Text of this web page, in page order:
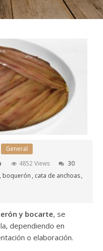
General
4852 Views
30
, boquerón , cata de anchoas,
y bocarte, se
dependiendo en
o elaboración.